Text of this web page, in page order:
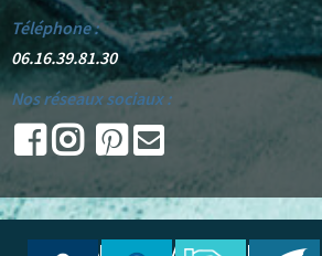
Téléphone :
06.16.39.81.30
Nos réseaux sociaux :
© 2025 - AILERONS . All Rights Reserved.